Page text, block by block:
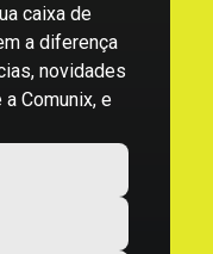
caixa de
a diferença
novidades
Comunix, e